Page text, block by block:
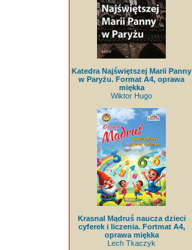
Katedra Najświętszej Marii Panny
w Paryżu. Format A4, oprawa
miękka
Wiktor Hugo
Krasnal Mądruś naucza dzieci
cyferek i liczenia. Fortmat A4,
oprawa miękka
Lech Tkaczyk